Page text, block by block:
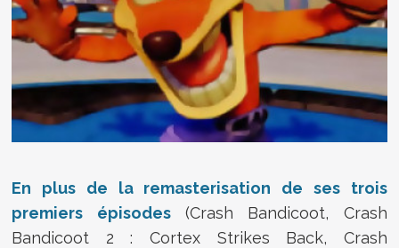
En plus de la remasterisation de ses trois
premiers épisodes(Crash Bandicoot, Crash
Bandicoot 2 : Cortex Strikes Back, Crash